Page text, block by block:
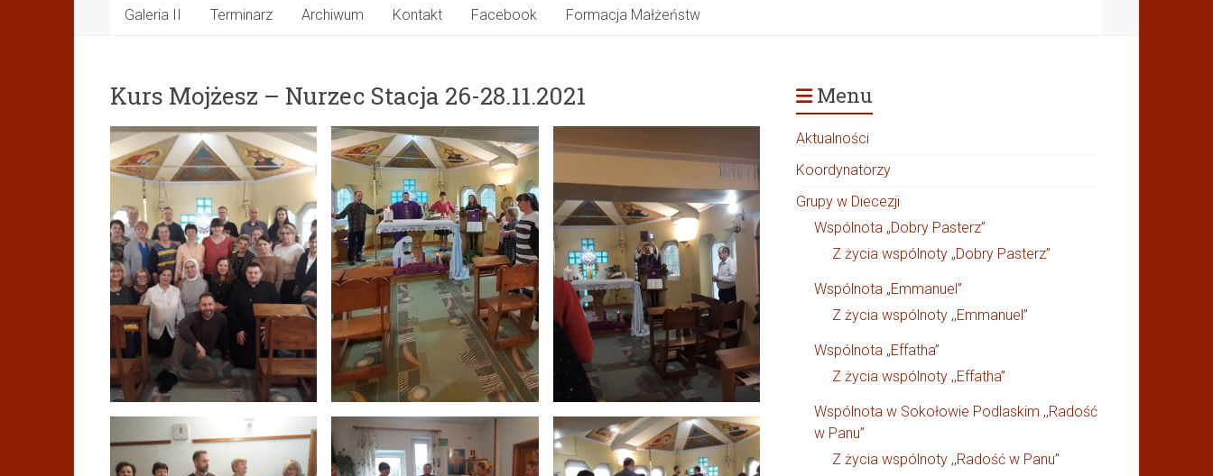
Galeria II Terminarz Archiwum Kontakt Facebook Formacja Małżeństw
Kurs Mojżesz – Nurzec Stacja 26-28.11.2021 Menu
Aktualności
Koordynatorzy
Grupy w Diecezji
Wspólnota „Dobry Pasterz”
Z życia wspólnoty „Dobry Pasterz”
Wspólnota „Emmanuel”
Z życia wspólnoty ,,Emmanuel”
Wspólnota „Effatha”
Z życia wspólnoty ,,Effatha”
Wspólnota w Sokołowie Podlaskim ,,Radość
w Panu”
Z życia wspólnoty ,,Radość w Panu”